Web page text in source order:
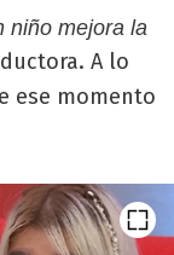
niño mejora la
A lo
ese momento